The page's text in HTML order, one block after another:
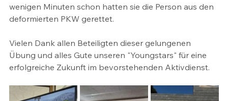
wenigen Minuten schon hatten sie die Person aus den
deformierten PKW gerettet.
Vielen Dank allen Beteiligten dieser gelungenen
Übung und alles Gute unseren "Youngstars" für eine
erfolgreiche Zukunft im bevorstehenden Aktivdienst.